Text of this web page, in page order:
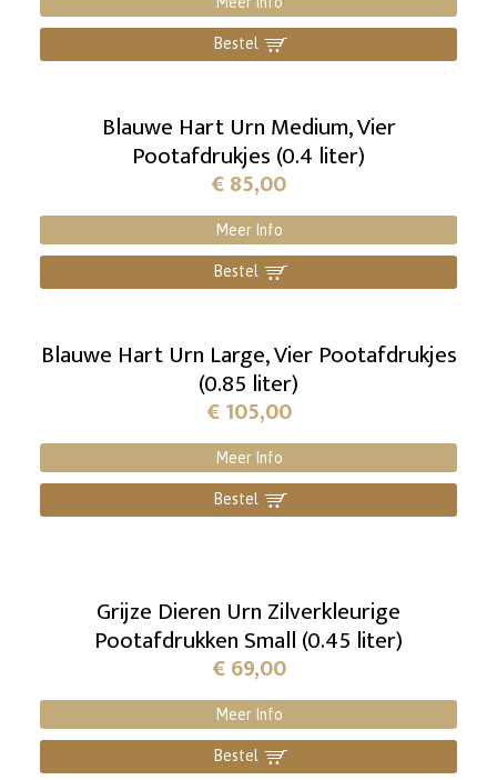
Bestel ]
Blauwe Hart Urn Medium, Vier
Pootafdrukjes (0.4 liter)
€85,00
Meer Info
Bestel ]
Blauwe Hart Urn Large, Vier Pootafdrukjes
(0.85 liter)
€105,00
Meer Info
Bestel ]
Grijze Dieren Urn Zilverkleurige
Pootafdrukken Small (0.45 liter)
€69,00
Meer Info
Bestel ]